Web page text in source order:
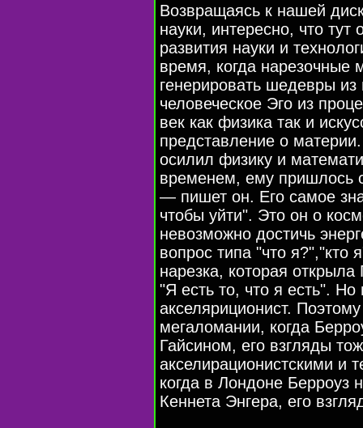
Возвращаясь к нашей
науки, интересно, что тут
развития науки и
время, когда нарезочные
генерировать шедевры
человеческое Эго из
век как физика так и
представление о
осилил физику и
временем, ему пришлось
— пишет он. Его самое
чтобы уйти". Это он о
невозможно достичь
вопрос типа "что
нарезка, которая
"Я есть то, что я есть".
акселяриционист.
мегаломании, когда
Гайсином, его взгляды
акселирационистскими и
когда в Лондоне Берроуз
Кеннета Энгера, его